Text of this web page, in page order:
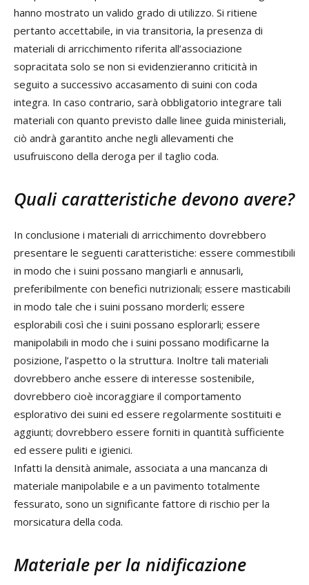
hanno mostrato un valido grado di utilizzo. Si ritiene
pertanto accettabile, in via transitoria, la presenza di
materiali di arricchimento riferita all’associazione
sopracitata solo se non si evidenzieranno criticità in
seguito a successivo accasamento di suini con coda
integra. In caso contrario, sarà obbligatorio integrare tali
materiali con quanto previsto dalle linee guida ministeriali,
ciò andrà garantito anche negli allevamenti che
usufruiscono della deroga per il taglio coda.
Quali caratteristiche devono avere?
In conclusione i materiali di arricchimento dovrebbero
presentare le seguenti caratteristiche: essere commestibili
in modo che i suini possano mangiarli e annusarli,
preferibilmente con benefici nutrizionali; essere masticabili
in modo tale che i suini possano morderli; essere
esplorabili così che i suini possano esplorarli; essere
manipolabili in modo che i suini possano modificarne la
posizione, l’aspetto o la struttura. Inoltre tali materiali
dovrebbero anche essere di interesse sostenibile,
dovrebbero cioè incoraggiare il comportamento
esplorativo dei suini ed essere regolarmente sostituiti e
aggiunti; dovrebbero essere forniti in quantità sufficiente
ed essere puliti e igienici.
Infatti la densità animale, associata a una mancanza di
materiale manipolabile e a un pavimento totalmente
fessurato, sono un significante fattore di rischio per la
morsicatura della coda.
Materiale per la nidificazione